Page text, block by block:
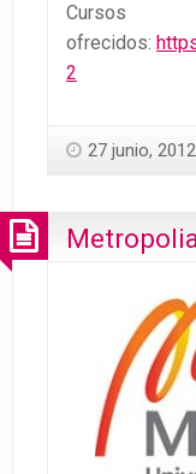
Cursos
ofrecidos:
2
27 junio, 2012